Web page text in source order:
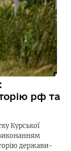
рф та
Курської
держави-